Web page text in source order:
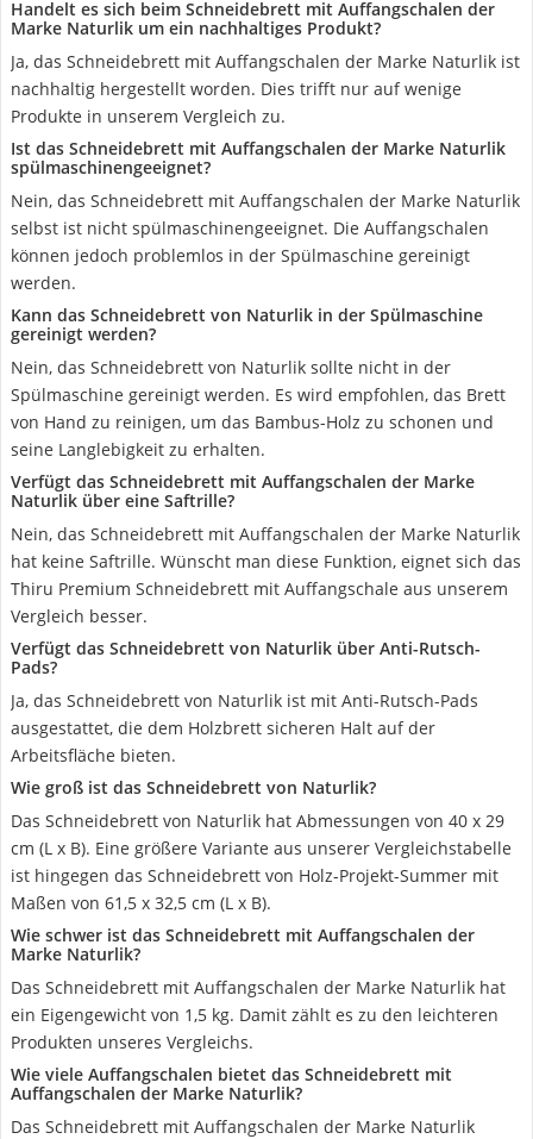
Handelt es sich beim Schneidebrett mit Auffangschalen der
Marke Naturlik um ein nachhaltiges Produkt?
Ja, das Schneidebrett mit Auffangschalen der Marke Naturlik ist
nachhaltig hergestellt worden. Dies trifft nur auf wenige
Produkte in unserem Vergleich zu.
Ist das Schneidebrett mit Auffangschalen der Marke Naturlik
spülmaschinengeeignet?
Nein, das Schneidebrett mit Auffangschalen der Marke Naturlik
selbst ist nicht spülmaschinengeeignet. Die Auffangschalen
können jedoch problemlos in der Spülmaschine gereinigt
werden.
Kann das Schneidebrett von Naturlik in der Spülmaschine
gereinigt werden?
Nein, das Schneidebrett von Naturlik sollte nicht in der
Spülmaschine gereinigt werden. Es wird empfohlen, das Brett
von Hand zu reinigen, um das Bambus-Holz zu schonen und
seine Langlebigkeit zu erhalten.
Verfügt das Schneidebrett mit Auffangschalen der Marke
Naturlik über eine Saftrille?
Nein, das Schneidebrett mit Auffangschalen der Marke Naturlik
hat keine Saftrille. Wünscht man diese Funktion, eignet sich das
Thiru Premium Schneidebrett mit Auffangschale aus unserem
Vergleich besser.
Verfügt das Schneidebrett von Naturlik über Anti-Rutsch-
Pads?
Ja, das Schneidebrett von Naturlik ist mit Anti-Rutsch-Pads
ausgestattet, die dem Holzbrett sicheren Halt auf der
Arbeitsfläche bieten.
Wie groß ist das Schneidebrett von Naturlik?
Das Schneidebrett von Naturlik hat Abmessungen von 40 x 29
cm (L x B). Eine größere Variante aus unserer Vergleichstabelle
ist hingegen das Schneidebrett von Holz-Projekt-Summer mit
Maßen von 61,5 x 32,5 cm (L x B).
Wie schwer ist das Schneidebrett mit Auffangschalen der
Marke Naturlik?
Das Schneidebrett mit Auffangschalen der Marke Naturlik hat
ein Eigengewicht von 1,5 kg. Damit zählt es zu den leichteren
Produkten unseres Vergleichs.
Wie viele Auffangschalen bietet das Schneidebrett mit
Auffangschalen der Marke Naturlik?
Das Schneidebrett mit Auffangschalen der Marke Naturlik